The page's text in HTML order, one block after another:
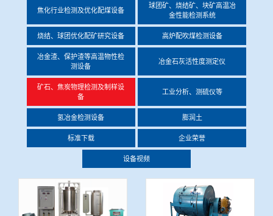
矿石、焦炭物理检测及制样设备
工业分析、测硫仪等
在线买世界杯网站
焦化行业检测及优化配煤设备
球团矿、烧结矿、块矿高温冶
金性能检测系统
烧结、球团优化配矿研究设备 高炉配吹煤检测设备
冶金渣、保护渣等高温物性检
测设备
冶金石灰活性度测定仪
矿石、焦炭物理检测及制样设
备
工业分析、测硫仪等
氢冶金检测设备 膨润土
标准下载 企业荣誉
设备视频